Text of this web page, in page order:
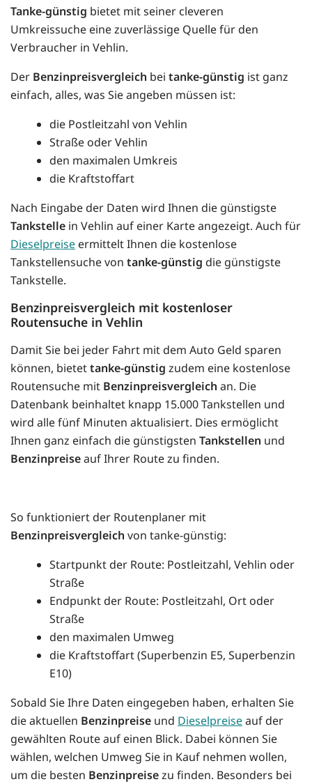
Tanke-günstig bietet mit seiner cleveren
Umkreissuche eine zuverlässige Quelle für den
Verbraucher in Vehlin.
Der Benzinpreisvergleich bei tanke-günstig ist ganz
einfach, alles, was Sie angeben müssen ist:
die Postleitzahl von Vehlin
Straße oder Vehlin
den maximalen Umkreis
die Kraftstoffart
Nach Eingabe der Daten wird Ihnen die günstigste
Tankstelle in Vehlin auf einer Karte angezeigt. Auch für
Dieselpreise ermittelt Ihnen die kostenlose
Tankstellensuche von tanke-günstig die günstigste
Tankstelle.
Benzinpreisvergleich mit kostenloser
Routensuche in Vehlin
Damit Sie bei jeder Fahrt mit dem Auto Geld sparen
können, bietettanke-günstig zudem eine kostenlose
Routensuche mit Benzinpreisvergleich an. Die
Datenbank beinhaltet knapp 15.000 Tankstellen und
wird alle fünf Minuten aktualisiert. Dies ermöglicht
Ihnen ganz einfach die günstigsten Tankstellen und
Benzinpreiseauf Ihrer Route zu finden.
So funktioniert der Routenplaner mit
Benzinpreisvergleich von tanke-günstig:
Startpunkt der Route: Postleitzahl, Vehlin oder
Straße
Endpunkt der Route: Postleitzahl, Ort oder
Straße
den maximalen Umweg
die Kraftstoffart (Superbenzin E5, Superbenzin
E10)
Sobald Sie Ihre Daten eingegeben haben, erhalten Sie
die aktuellen Benzinpreise und Dieselpreiseauf der
gewählten Route auf einen Blick. Dabei können Sie
wählen, welchen Umweg Sie in Kauf nehmen wollen,
um die besten Benzinpreisezu finden. Besonders bei